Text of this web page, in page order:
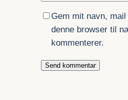
Gem mit navn,
denne browser til
kommenterer.